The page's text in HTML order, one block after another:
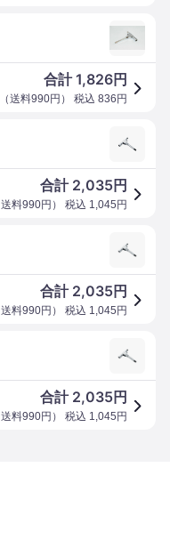
合計1,826円
（送料990円 ） 税込 836 円
合計 2,035円
送料990円 ） 税込 1,045 円
合計 2,035円
送料990円 ） 税込 1,045 円
合計 2,035円
送料990円 ） 税込 1,045 円